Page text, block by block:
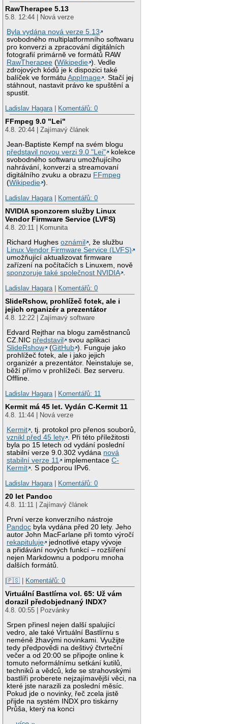
RawTherapee 5.13
5.8. 12:44 | Nová verze
Byla vydána nová verze 5.13
svobodného multiplatformního softwaru
pro konverzi a zpracování digitálních
fotografií primárně ve formátů RAW
RawTherapee (Wikipedie ). Vedle
zdrojových kódů je k dispozici také
balíček ve formátuAppImage . Stačí jej
stáhnout, nastavit právo ke spuštění a
spustit.
Ladislav Hagara
Komentářů: 0
FFmpeg 9.0 "Lei"
4.8. 20:44 | Zajímavý článek
Jean-Baptiste Kempf na svém blogu
představil novou verzi 9.0 "Lei"
kolekce
svobodného softwaru umožňujícího
nahrávání, konverzi a streamovaní
digitálního zvuku a obrazu FFmpeg
(Wikipedie ).
Ladislav Hagara
Komentářů: 0
NVIDIA sponzorem služby Linux
Vendor Firmware Service (LVFS)
4.8. 20:11 | Komunita
Richard Hughesoznámil
, že službu
Linux Vendor Firmware Service (LVFS)
umožňující aktualizovat firmware
zařízení na počítačích s Linuxem, nově
sponzoruje také společnost NVIDIA .
Ladislav Hagara | Komentářů: 0
SlideRshow, prohlížeč fotek, ale i
jejich organizér a prezentátor
4.8. 12:22 | Zajímavý software
Edvard Rejthar na blogu zaměstnanců
CZ.NIC představil
svou aplikaci
SlideRshow
(GitHub ). Funguje jako
prohlížeč fotek, ale i jako jejich
organizér a prezentátor. Neinstaluje se,
běží přímo v prohlížeči. Bez serveru.
Offline.
Ladislav Hagara | Komentářů: 11
Kermit má 45 let. Vydán C-Kermit 11
4.8. 11:44 | Nová verze
Kermit , tj. protokol pro přenos souborů,
vznikl před 45 lety . Při této příležitosti
byla po 15 letech od vydání poslední
stabilní verze 9.0.302 vydána nová
stabilní verze 11
implementaceC-
Kermit . S podporou IPv6.
Ladislav Hagara | Komentářů: 0
20 let Pandoc
4.8. 11:11 | Zajímavý článek
První verze konverzního nástroje
Pandoc byla vydána před 20 lety. Jeho
autor John MacFarlane při tomto výročí
rekapituluje
jednotlivé etapy vývoje
a přidávání nových funkcí – rozšíření
nejen Markdownu a podporu mnoha
dalších formátů.
|🇵🇸 | Komentářů: 0
Virtuální Bastlírna vol. 65: Už vám
dorazil předobjednaný INDX?
4.8. 00:55 | Pozvánky
Srpen přinesl nejen další spalující
vedro, ale také Virtuální Bastlírnu s
neméně žhavými novinkami. Využijte
tedy předpovědi na deštivý čtvrteční
večer a od 20:00 se připojte online k
tomuto neformálnímu setkání kutilů,
techniků a vědců, kde se strahovskými
bastlíři proberete nejzajímavější věci, na
které jste narazili za poslední měsíc.
Pokud jde o novinky, řeč zcela jistě
přijde na systém INDX pro tiskárny
Průša, který na konci